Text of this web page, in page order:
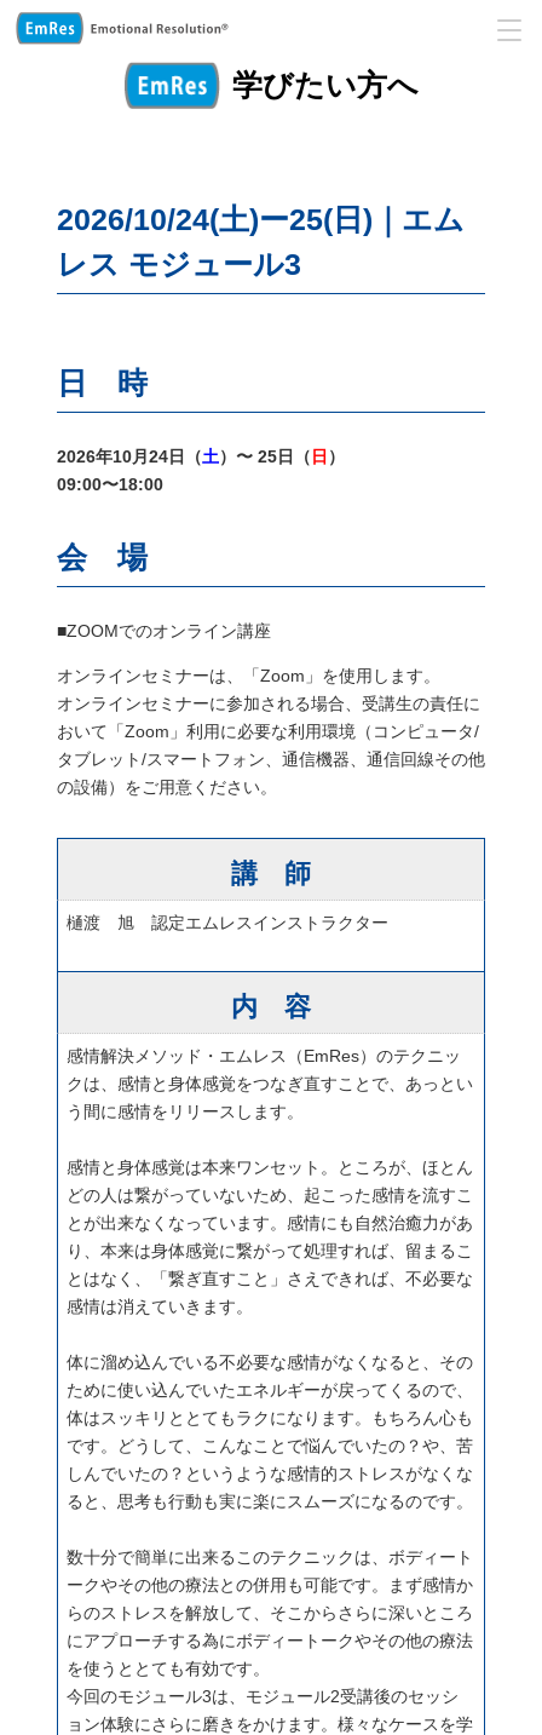
学びたい方へ
2026/10/24(土)ー25(日)｜エム
レス モジュール3
日 時
2026年10月24日（土）〜 25日（ 日 ）
09:00〜18:00
会 場
■ZOOMでのオンライン講座
オンラインセミナーは、「Zoom 」を使用します。
オンラインセミナーに参加される場合、受講生の責任に
おいて「Zoom 」利用に必要な利用環境（コンピュータ/
タブレット/スマートフォン、通信機器、通信回線その他
の設備）をご用意ください。
講 師
樋渡 旭 認定エムレスインストラクター
内 容
感情解決メソッド・エムレス（EmRes）のテクニッ
クは、感情と身体感覚をつなぎ直すことで、あっとい
う間に感情をリリースします。
感情と身体感覚は本来ワンセット。ところが、ほとん
どの人は繋がっていないため、起こった感情を流すこ
とが出来なくなっています。感情にも自然治癒力があ
り、本来は身体感覚に繋がって処理すれば、留まるこ
とはなく、「繋ぎ直すこと」さえできれば、不必要な
感情は消えていきます。
体に溜め込んでいる不必要な感情がなくなると、その
ために使い込んでいたエネルギーが戻ってくるので、
体はスッキリととてもラクになります。もちろん心も
です。どうして、こんなことで悩んでいたの？や、苦
しんでいたの？というような感情的ストレスがなくな
ると、思考も行動も実に楽にスムーズになるのです。
数十分で簡単に出来るこのテクニックは、ボディート
ークやその他の療法との併用も可能です。まず感情か
らのストレスを解放して、そこからさらに深いところ
にアプローチする為にボディートークやその他の療法
を使うととても有効です。
今回のモジュール3は、モジュール2受講後のセッシ
ョン体験にさらに磨きをかけます。様々なケースを学